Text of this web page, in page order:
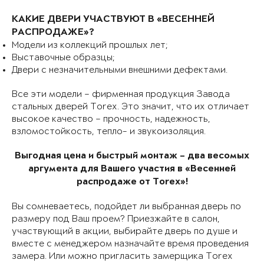
КАКИЕ ДВЕРИ УЧАСТВУЮТ В «ВЕСЕННЕЙ
РАСПРОДАЖЕ»?
Модели из коллекций прошлых лет;
Выставочные образцы;
Двери с незначительными внешними дефектами.
Все эти модели – фирменная продукция Завода
стальных дверей Torex. Это значит, что их отличает
высокое качество – прочность, надежность,
взломостойкость, тепло- и звукоизоляция.
Выгодная цена и быстрый монтаж – два весомых
аргумента для Вашего участия в «Весенней
распродаже от Torex»!
Вы сомневаетесь, подойдет ли выбранная дверь по
размеру под Ваш проем? Приезжайте в салон,
участвующий в акции, выбирайте дверь по душе и
вместе с менеджером назначайте время проведения
замера. Или можно пригласить замерщика Torex